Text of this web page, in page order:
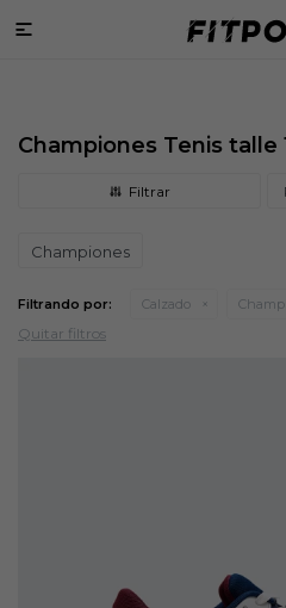

Championes Tenis talle
Championes
Filtrando por: Calzado
Quitar filtros